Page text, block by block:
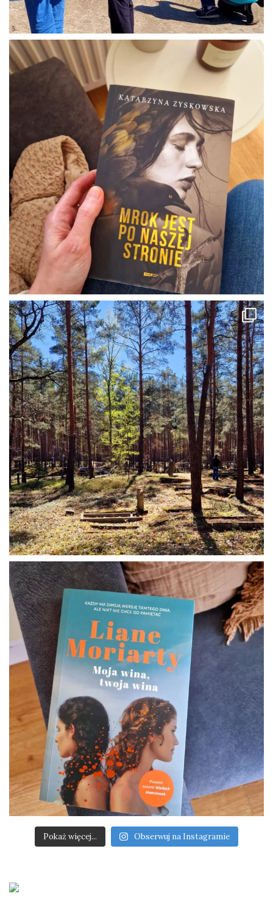
Pokaż więcej... Obserwuj na Instagramie